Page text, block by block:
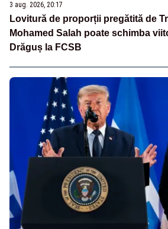
3 aug. 2026, 20:17
Lovitură de proporții pregătită de
Mohamed Salah poate schimba
Drăguș la FCSB